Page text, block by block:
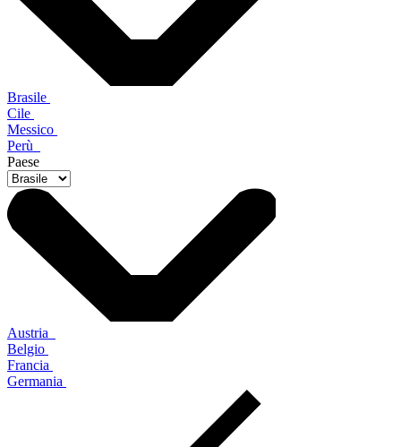
Brasile
Cile
Messico
Perù
Paese
Austria
Belgio
Francia
Germania